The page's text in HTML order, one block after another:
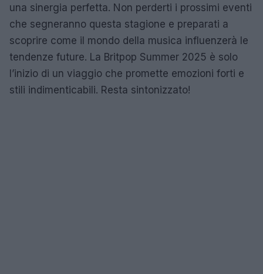
una sinergia perfetta. Non perderti i prossimi eventi
che segneranno questa stagione e preparati a
scoprire come il mondo della musica influenzerà le
tendenze future. La Britpop Summer 2025 è solo
l’inizio di un viaggio che promette emozioni forti e
stili indimenticabili. Resta sintonizzato!